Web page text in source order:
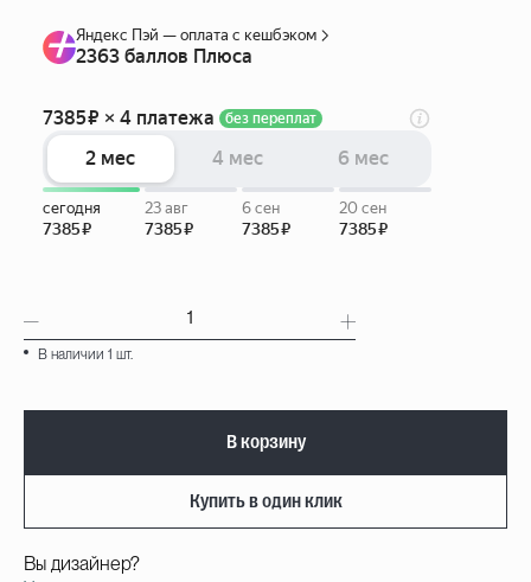
В наличии 1 шт.
В корзину
Купить в один клик
Вы дизайнер?